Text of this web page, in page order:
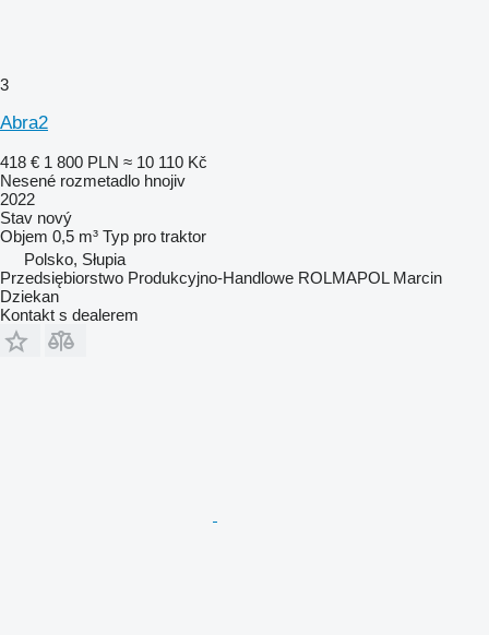
3
Abra2
418 € 1 800 PLN ≈ 10 110 Kč
Nesené rozmetadlo hnojiv
2022
Stav nový
Objem 0,5 m³ Typ pro traktor
Polsko, Słupia
Przedsiębiorstwo Produkcyjno-Handlowe ROLMAPOL Marcin
Dziekan
Kontakt s dealerem